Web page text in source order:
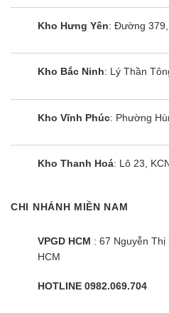
Kho Hưng Yên: Đường
Kho Bắc Ninh: Lý Thần
Kho Vĩnh Phúc: Phường
Kho Thanh Hoá: Lô 23,
CHI NHÁNH MIỀN NAM
VPGD HCM : 67 Nguyễn Thị
HCM
HOTLINE 0982.069.704